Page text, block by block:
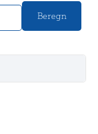
Beregn